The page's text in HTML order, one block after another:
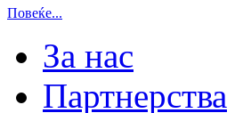
Повеќе...
За нас
Партнерства